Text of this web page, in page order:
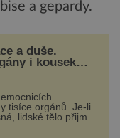
a gepardy.
a duše.
i kousek
tisíce orgánů. Je-li
lidské tělo přijme